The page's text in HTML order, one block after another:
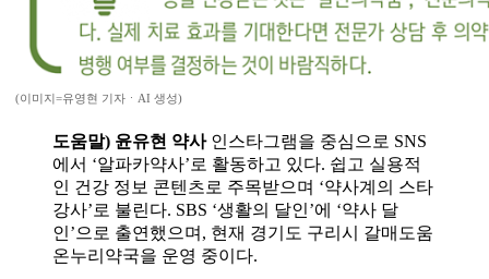
(이미지=유영현 기자ㆍAI 생성)
도움말) 윤유현 약사인스타그램을 중심으로 SNS
에서 ‘알파카약사’로 활동하고 있다. 쉽고 실용적
인 건강 정보 콘텐츠로 주목받으며 ‘약사계의 스타
강사’로 불린다. SBS ‘생활의 달인’에 ‘약사 달
인’으로 출연했으며, 현재 경기도 구리시 갈매도움
온누리약국을 운영 중이다.